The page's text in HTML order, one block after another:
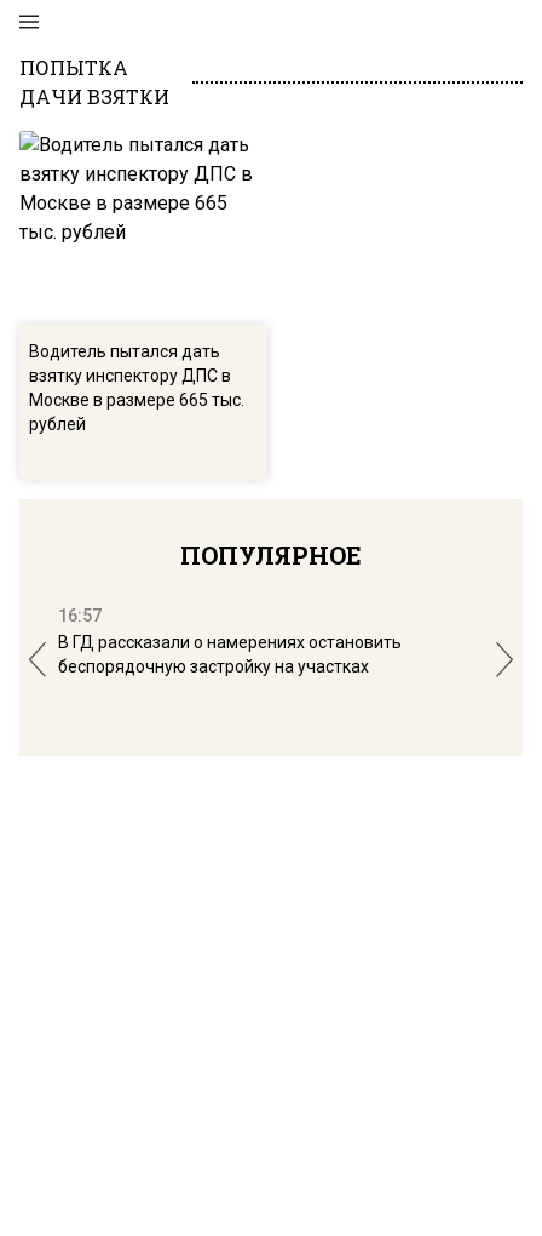
ПОПЫТКА
ДАЧИ ВЗЯТКИ
Водитель пытался дать
взятку инспектору ДПС в
Москве в размере 665 тыс.
рублей
ПОПУЛЯРНОЕ
16:57
В ГД рассказали о намерениях остановить
беспорядочную застройку на участках